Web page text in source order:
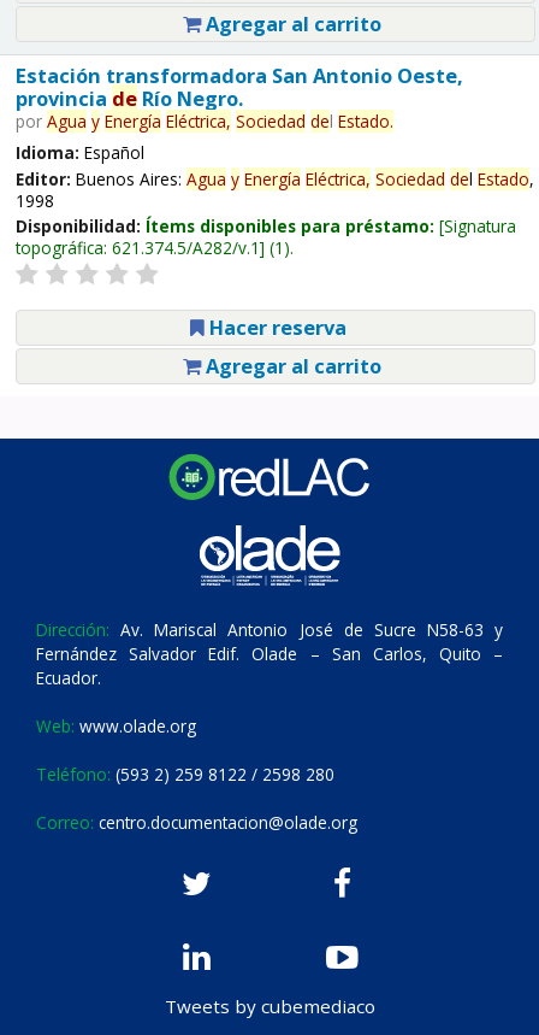
Agregar al carrito
Estación transformadora San Antonio Oeste,
provincia deRío Negro.
por Agua y Energía Eléctrica, Sociedad del Estado.
Idioma: Español
Editor: Buenos Aires: Agua y Energía Eléctrica, Sociedad del Estado,
1998
Disponibilidad: Ítems disponibles para préstamo: Signatura
topográfica: 621.374.5/A282/v.1 (1).
Hacer reserva
Agregar al carrito
Dirección: Av. Mariscal Antonio José de Sucre N58-63 y
Fernández Salvador Edif. Olade – San Carlos, Quito –
Ecuador.
Web: www.olade.org
Teléfono: (593 2) 259 8122 / 2598 280
Correo: centro.documentacion@olade.org
Tweets by cubemediaco